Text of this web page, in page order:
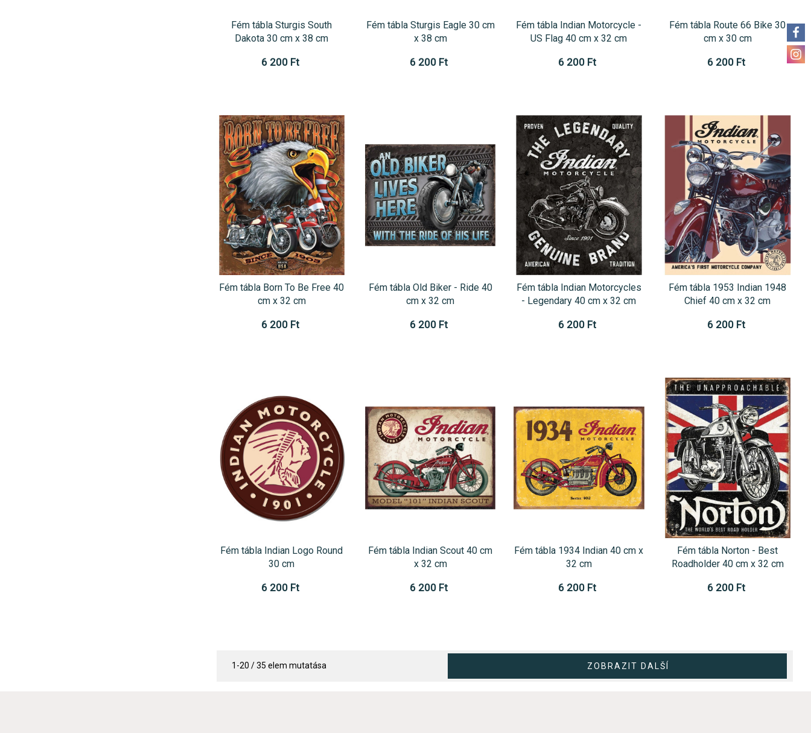
Fém tábla Sturgis South
Dakota 30 cm x 38 cm
6 200 Ft
Fém tábla Sturgis Eagle 30 cm
x 38 cm
6 200 Ft
Fém tábla Indian Motorcycle -
US Flag 40 cm x 32 cm
6 200 Ft
Fém tábla Route 66 Bike 30
cm x 30 cm
6 200 Ft
Fém tábla Born To Be Free 40
cm x 32 cm
6 200 Ft
Fém tábla Old Biker - Ride 40
cm x 32 cm
6 200 Ft
Fém tábla Indian Motorcycles
- Legendary 40 cm x 32 cm
6 200 Ft
Fém tábla 1953 Indian 1948
Chief 40 cm x 32 cm
6 200 Ft
Fém tábla Indian Logo Round
30 cm
6 200 Ft
Fém tábla Indian Scout 40 cm
x 32 cm
6 200 Ft
Fém tábla 1934 Indian 40 cm x
32 cm
6 200 Ft
Fém tábla Norton - Best
Roadholder 40 cm x 32 cm
6 200 Ft
1-20 / 35 elem mutatása